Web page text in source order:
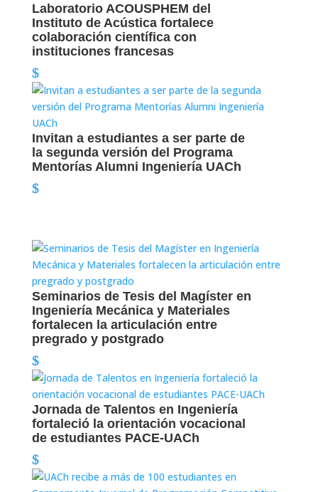
Laboratorio ACOUSPHEM del
Instituto de Acústica fortalece
colaboración científica con
instituciones francesas
Invitan a estudiantes a ser parte de
la segunda versión del Programa
Mentorías Alumni Ingeniería UACh
Seminarios de Tesis del Magíster en
Ingeniería Mecánica y Materiales
fortalecen la articulación entre
pregrado y postgrado
Jornada de Talentos en Ingeniería
fortaleció la orientación vocacional
de estudiantes PACE-UACh